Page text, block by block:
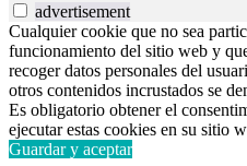
advertisement
Cualquier cookie que no sea
funcionamiento del sitio web y
recoger datos personales del
otros contenidos incrustados se
Es obligatorio obtener el
ejecutar estas cookies en su sitio
Guardar y aceptar